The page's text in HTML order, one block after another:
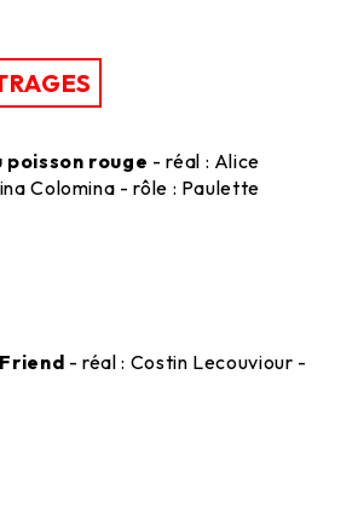
poisson rouge - réal : Alice
Colomina - rôle : Paulette
- réal : Costin Lecouviour -